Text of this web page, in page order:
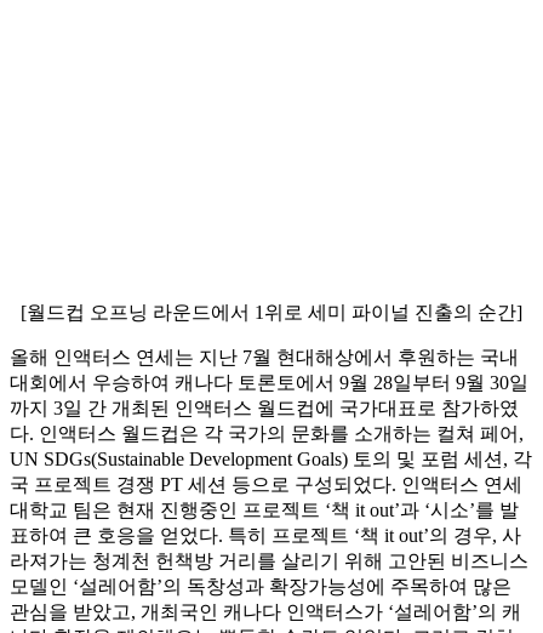
[월드컵 오프닝 라운드에서 1위로 세미 파이널 진출의 순간]
올해 인액터스 연세는 지난 7월 현대해상에서 후원하는 국내
대회에서 우승하여 캐나다 토론토에서 9월 28일부터 9월 30일
까지 3일 간 개최된 인액터스 월드컵에 국가대표로 참가하였
다. 인액터스 월드컵은 각 국가의 문화를 소개하는 컬쳐 페어,
UN SDGs(Sustainable Development Goals) 토의 및 포럼 세션, 각
국 프로젝트 경쟁 PT 세션 등으로 구성되었다. 인액터스 연세
대학교 팀은 현재 진행중인 프로젝트 ‘책 it out’과 ‘시소’를 발
표하여 큰 호응을 얻었다. 특히 프로젝트 ‘책 it out’의 경우, 사
라져가는 청계천 헌책방 거리를 살리기 위해 고안된 비즈니스
모델인 ‘설레어함’의 독창성과 확장가능성에 주목하여 많은
관심을 받았고, 개최국인 캐나다 인액터스가 ‘설레어함’의 캐